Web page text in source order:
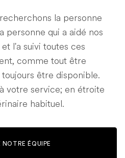
la personne
personne qui a aidé nos
l'a suivi toutes ces
comme tout être
être disponible.
votre service; en étroite
habituel.
ÉQUIPE